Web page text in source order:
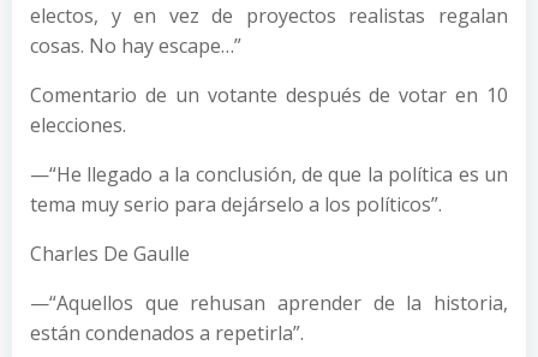
electos, y en vez de proyectos realistas regalan
cosas. No hay escape…”
Comentario de un votante después de votar en 10
elecciones.
—“He llegado a la conclusión, de que la política es un
tema muy serio para dejárselo a los políticos”.
Charles De Gaulle
—“Aquellos que rehusan aprender de la historia,
están condenados a repetirla”.